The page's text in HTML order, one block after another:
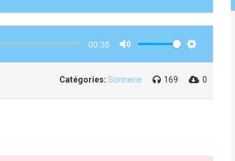
00:35
Catégories: Sonnerie 169 0